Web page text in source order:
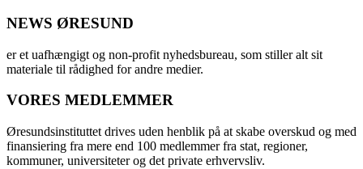
NEWS ØRESUND
er et uafhængigt og non-profit nyhedsbureau, som stiller alt sit
materiale til rådighed for andre medier.
VORES MEDLEMMER
Øresundsinstituttet drives uden henblik på at skabe overskud og med
finansiering fra mere end 100 medlemmer fra stat, regioner,
kommuner, universiteter og det private erhvervsliv.